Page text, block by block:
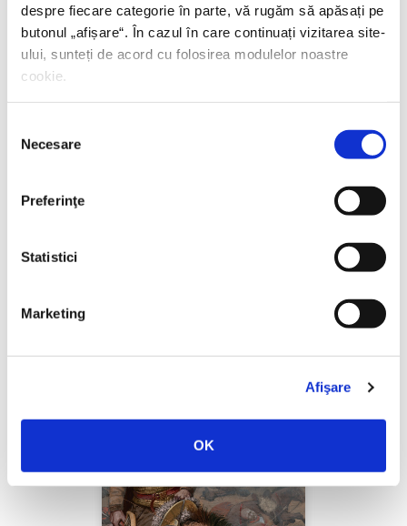
despre fiecare categorie în parte, vă rugăm să apăsați pe
butonul „afișare“. În cazul în care continuați vizitarea site-
ului, sunteți de acord cu folosirea modulelor noastre
cookie.
consimțământului
Necesare
Preferinţe
Statistici
Marketing
Afişare
OK
Lumea noastră orwelliană